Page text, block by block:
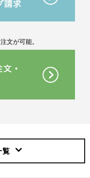
文が可能。
覧